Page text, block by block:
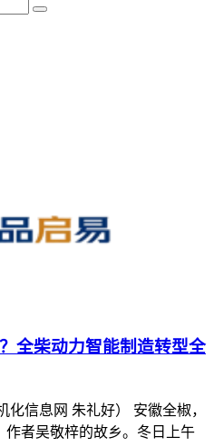
全柴动力智能制造转型全
化信息网 朱礼好） 安徽全椒，
作者吴敬梓的故乡。冬日上午